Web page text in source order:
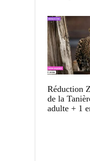
Réduction
de la
adulte + 1